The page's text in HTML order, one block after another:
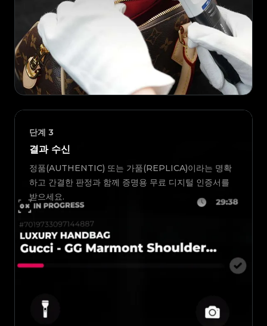
단계 3
결과 수신
정품(AUTHENTIC) 또는 가품(REPLICA)이라는 명확
하고 간결한 판정과 함께 증명용 무료 디지털 인증서를
받으세요.